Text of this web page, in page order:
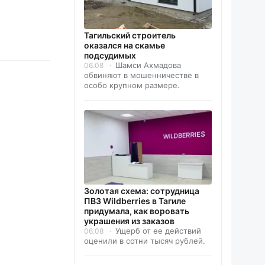
Тагильский строитель
оказался на скамье
подсудимых
06.08
Шамси Ахмадова
обвиняют в мошенничестве в
особо крупном размере.
Золотая схема: сотрудница
ПВЗ Wildberries в Тагиле
придумала, как воровать
украшения из заказов
06.08
Ущерб от ее действий
оценили в сотни тысяч рублей.